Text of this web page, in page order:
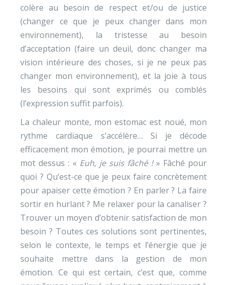
colère au besoin de respect et/ou de justice
(changer ce que je peux changer dans mon
environnement), la tristesse au besoin
d’acceptation (faire un deuil, donc changer ma
vision intérieure des choses, si je ne peux pas
changer mon environnement), et la joie à tous
les besoins qui sont exprimés ou comblés
(l’expression suffit parfois).
La chaleur monte, mon estomac est noué, mon
rythme cardiaque s’accélère… Si je décode
efficacement mon émotion, je pourrai mettre un
mot dessus : « Euh, je suis fâché !» Fâché pour
quoi ? Qu’est-ce que je peux faire concrètement
pour apaiser cette émotion ? En parler ? La faire
sortir en hurlant ? Me relaxer pour la canaliser ?
Trouver un moyen d’obtenir satisfaction de mon
besoin ? Toutes ces solutions sont pertinentes,
selon le contexte, le temps et l’énergie que je
souhaite mettre dans la gestion de mon
émotion. Ce qui est certain, c’est que, comme